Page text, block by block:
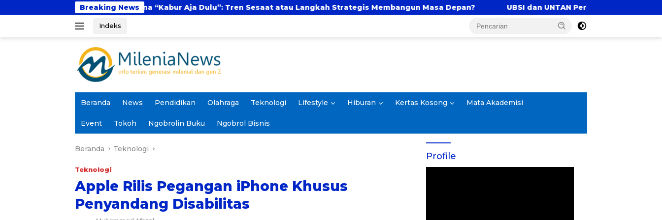
ke
Breaking News
Fenomena “Kabur Aja Dulu”: Tren Sesaat atau Langkah Strategis Membangun Masa Depan? UBSI dan UNTAN Perkuat Tri Dharma Lewat Kolaborasi
Indeks
Beranda News Pendidikan Olahraga Teknologi Lifestyle Hiburan Kertas Kosong Mata Akademisi
Event Tokoh Ngobrolin Buku Ngobrol Bisnis
Beranda Teknologi
Teknologi
Apple Rilis Pegangan iPhone Khusus
Penyandang Disabilitas
Profile